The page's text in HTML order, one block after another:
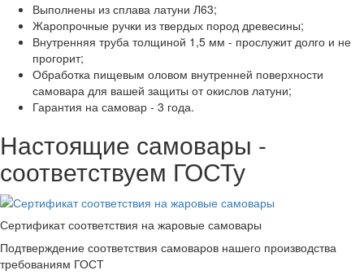
Выполнены из сплава латуни Л63;
Жаропрочные ручки из твердых пород древесины;
Внутренняя труба толщиной 1,5 мм - прослужит долго и не
прогорит;
Обработка пищевым оловом внутренней поверхности
самовара для вашей защиты от окислов латуни;
Гарантия на самовар - 3 года.
Настоящие самовары -
соответствуем ГОСТу
Сертификат соответствия на жаровые самовары
Подтверждение соответствия самоваров нашего производства
требованиям ГОСТ